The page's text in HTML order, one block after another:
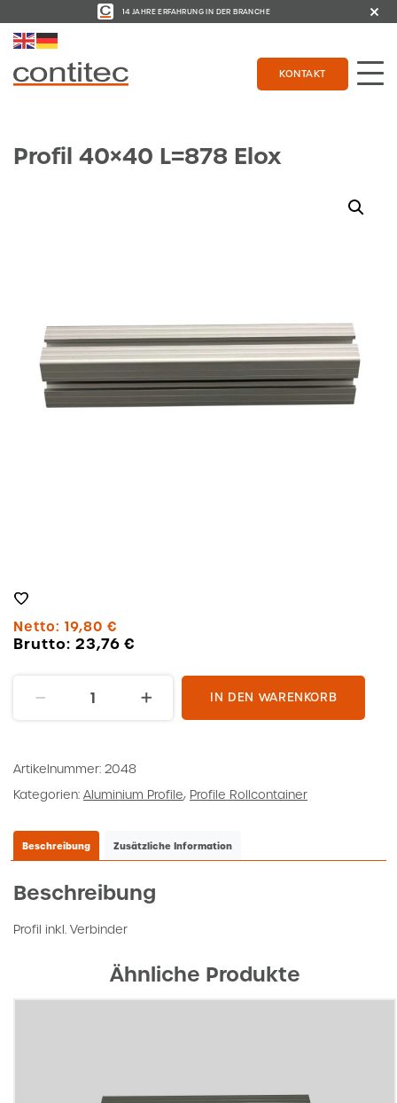
14 JAHRE ERFAHRUNG IN DER BRANCHE
KONTAKT
Profil 40×40 L=878 Elox
Netto: 19,80 €
Brutto: 23,76€
Elox
Menge
IN DEN WARENKORB
Artikelnummer: 2048
Kategorien: Aluminium Profile, Profile Rollcontainer
Beschreibung Zusätzliche Information
Beschreibung
Profil inkl. Verbinder
Ähnliche Produkte